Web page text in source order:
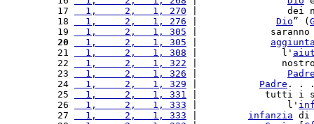
17
  1,     2,   1, 270
|                dei
18
  1,     2,   1, 276
Dio” (
19
  1,     2,   1, 305
|
20
  1,     2,   1, 305
21
  1,     2,   1, 308
|               l'
22
  1,     2,   1, 322
|
23
  1,     2,   1, 326
24
  1,     2,   1, 329
Padre . . .
25
  1,     2,   1, 331
|            tutti i
26
  1,     2,   1, 333
|                l'
27
  1,     2,   1, 333
infanzia